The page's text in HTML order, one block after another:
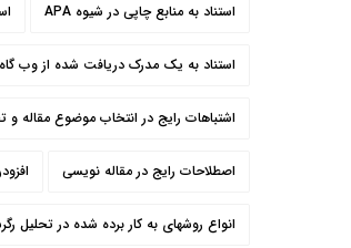
استناد به منابع چاپی در شیوه APA
استناد به یک مدرک دریافت شده از وب
اشتباهات رایج در انتخاب موضوع مقاله و
اصطلاحات رایج در مقاله نویسی
انواع روشهای به کار برده شده در تحلیل